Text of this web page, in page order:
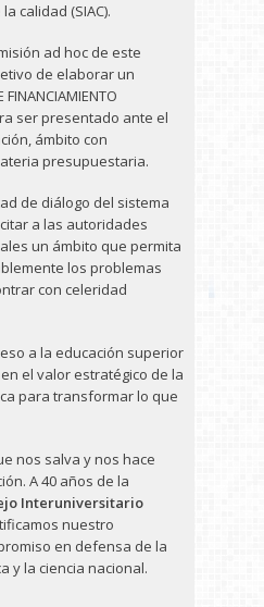
calidad (SIAC).
ad hoc de este
de elaborar un
ser presentado ante el
ámbito con
presupuestaria.
de diálogo del sistema
a las autoridades
un ámbito que permita
los problemas
con celeridad
a la educación superior
el valor estratégico de la
para transformar lo que
nos salva y nos hace
A 40 años de la
Interuniversitario
nuestro
en defensa de la
y la ciencia nacional.